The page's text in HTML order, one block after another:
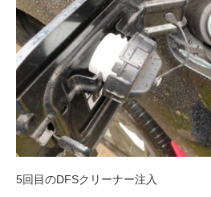
5回目のDFSクリーナー注入